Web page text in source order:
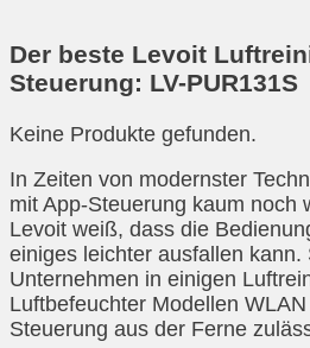
Der beste Levoit
Steuerung: LV-PUR131S
Keine Produkte gefunden.
In Zeiten von modernster
mit App-Steuerung kaum noch
Levoit weiß, dass die
einiges leichter ausfallen kann.
Unternehmen in einigen
Luftbefeuchter Modellen
Steuerung aus der Ferne